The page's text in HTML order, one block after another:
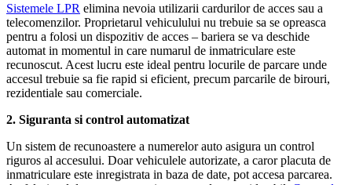
Sistemele LPR elimina nevoia utilizarii cardurilor de acces sau a
telecomenzilor. Proprietarul vehiculului nu trebuie sa se opreasca
pentru a folosi un dispozitiv de acces – bariera se va deschide
automat in momentul in care numarul de inmatriculare este
recunoscut. Acest lucru este ideal pentru locurile de parcare unde
accesul trebuie sa fie rapid si eficient, precum parcarile de birouri,
rezidentiale sau comerciale.
2. Siguranta si control automatizat
Un sistem de recunoastere a numerelor auto asigura un control
riguros al accesului. Doar vehiculele autorizate, a caror placuta de
inmatriculare este inregistrata in baza de date, pot accesa parcarea.